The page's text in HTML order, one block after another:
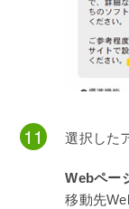
選択した
Webペー
移動先